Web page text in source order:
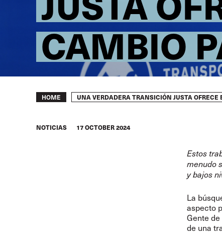
CAMBIO
Breadcrumb
HOME UNA VERDADERA TRANSICIÓN JUSTA
NOTICIAS 17 OCTOBER 2024
Estos
menudo
y bajos
La
aspecto
Gente
de una